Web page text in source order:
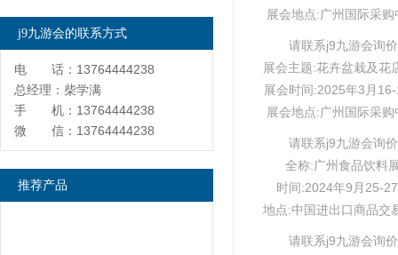
展会地点:广州国际采购
请联系j9九游会询价
展会主题:花卉盆栽及花
展会时间:2025年3月
展会地点:广州国际采购
请联系j9九游会询价
全称:广州食品饮料
时间:2024年9月25-
地点:中国进出口商品交
请联系j9九游会询价
j9九游会的联系方式
电 话：13764444238
总经理：柴学满
手 机：13764444238
微 信：13764444238
推荐产品